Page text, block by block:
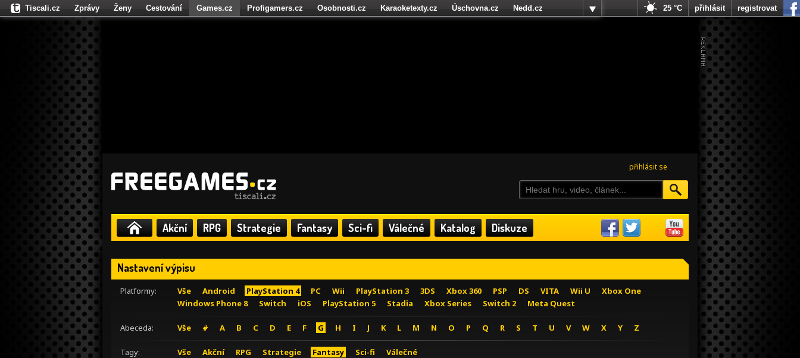
přihlásit se
Akční RPG Strategie Fantasy Sci-fi Válečné Katalog Diskuze
Nastavení výpisu
Platformy: Vše Android PlayStation 4 PC Wii PlayStation 3 3DS Xbox 360 PSP DS VITA Wii U
Xbox One
Windows Phone 8
Switch iOS PlayStation 5 Stadia Xbox Series Switch 2 Meta Quest
Abeceda: Vše # A B C D E F G H I J K L M N O P Q R S T U V W X Y Z
Tagy: Vše Akční RPG Strategie Fantasy Sci-fi Válečné
Tiscali.cz Zprávy Ženy Cestování Games.cz Profigamers.cz Osobnosti.cz Karaoketexty.cz Úschovna.cz
Nedd.cz
Fights.cz
25 °C přihlásit registrovat